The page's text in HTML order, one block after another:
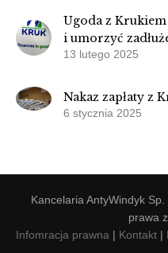
Ugoda z
i umorzyć
13 lutego 2025
Nakaz zapłaty z
6 stycznia 2025
Kancelaria AntyWindyk
prawa
Infomracja prawna | Kontakt |